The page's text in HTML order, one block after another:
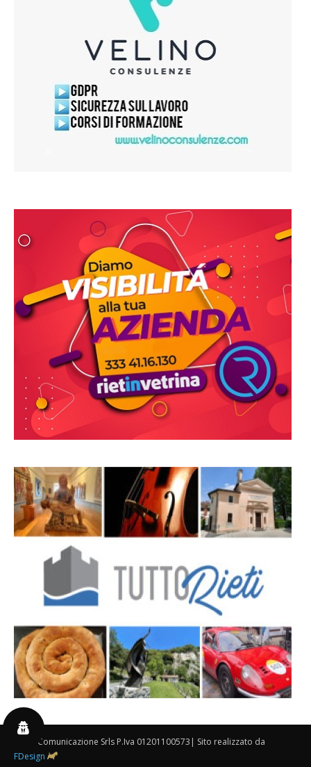
By 3P Comunicazione Srls P.Iva 01201100573| Sito realizzato da
FDesign